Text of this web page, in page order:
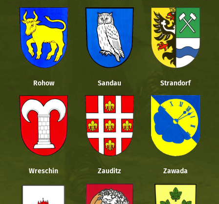
Rohow Sandau Strandorf
Wreschin Zauditz Zawada